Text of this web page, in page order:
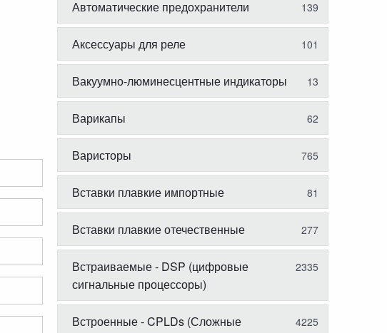
Автоматические предохранители 139
Аксессуары для реле 101
Вакуумно-люминесцентные индикаторы 13
Варикапы 62
Варисторы 765
Вставки плавкие импортные 81
Вставки плавкие отечественные 277
Встраиваемые - DSP (цифровые
сигнальные процессоры)
2335
Встроенные - CPLDs (Сложные
4225